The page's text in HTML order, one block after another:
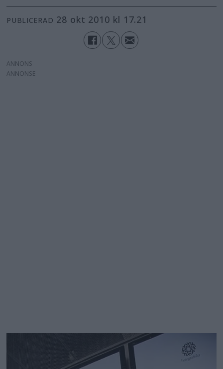
PUBLICERAD 28 okt 2010 kl 17.21
ANNONS